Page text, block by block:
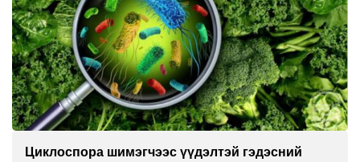
Сэтгэцийн эрүүл мэндэд “санаа тавих” олон